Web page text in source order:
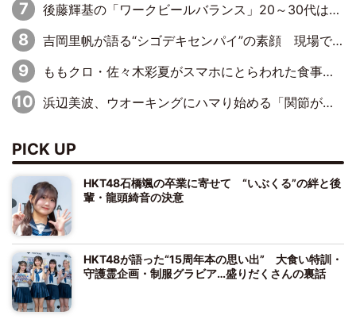
後藤輝基の「ワークビールバランス」20～30代は最低→50歳を迎えて急上昇
吉岡里帆が語る“シゴデキセンパイ”の素顔 現場ではカチッ、家ではふわふわ・もちもち
ももクロ・佐々木彩夏がスマホにとらわれた食事事情を明かす「何するわけでもなく、なんか見ちゃう」
浜辺美波、ウオーキングにハマり始める「関節がバキバキになるんだ！」
PICK UP
HKT48石橋颯の卒業に寄せて “いぶくる”の絆と後
輩・龍頭綺音の決意
HKT48が語った“15周年本の思い出” 大食い特訓・
守護霊企画・制服グラビア…盛りだくさんの裏話